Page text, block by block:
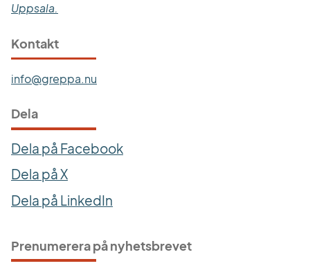
Uppsala.
Kontakt
info@greppa.nu
Dela
Dela på Facebook
Dela på X
Dela på LinkedIn
Prenumerera på nyhetsbrevet